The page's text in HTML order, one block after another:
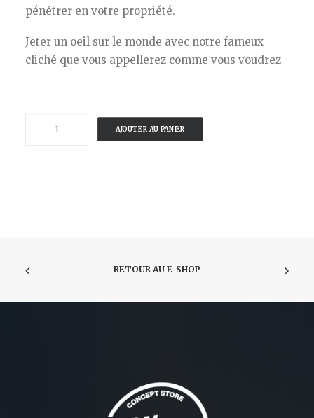
pénétrer en votre propriété.
Jeter un oeil sur le monde avec notre fameux
cliché que vous appellerez comme vous voudrez
LIBRIS
+
AJOUTER AU PANIER
RETOUR AU E-SHOP